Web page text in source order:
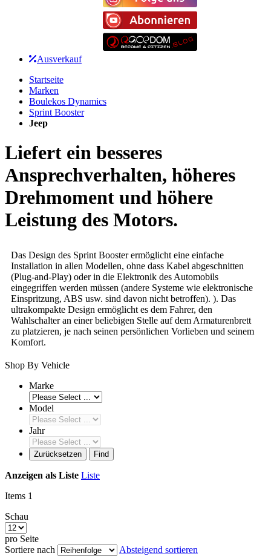
Ausverkauf
Startseite
Marken
Boulekos Dynamics
Sprint Booster
Jeep
Liefert ein besseres
Ansprechverhalten, höheres
Drehmoment und höhere
Leistung des Motors.
Das Design des Sprint Booster ermöglicht eine einfache
Installation in allen Modellen, ohne dass Kabel abgeschnitten
(Plug-and-Play) oder in die Elektronik des Automobils
eingegriffen werden müssen (andere Systeme wie elektronische
Einspritzung, ABS usw. sind davon nicht betroffen). ). Das
ultrakompakte Design ermöglicht es dem Fahrer, den
Wahlschalter an einer beliebigen Stelle auf dem Armaturenbrett
zu platzieren, je nach seinen persönlichen Vorlieben und seinem
Komfort.
Shop By Vehicle
Marke
Model
Jahr
Zurücksetzen Find
Anzeigen als Liste Liste
Items 1
Schau
pro Seite
Sortiere nach
Absteigend sortieren